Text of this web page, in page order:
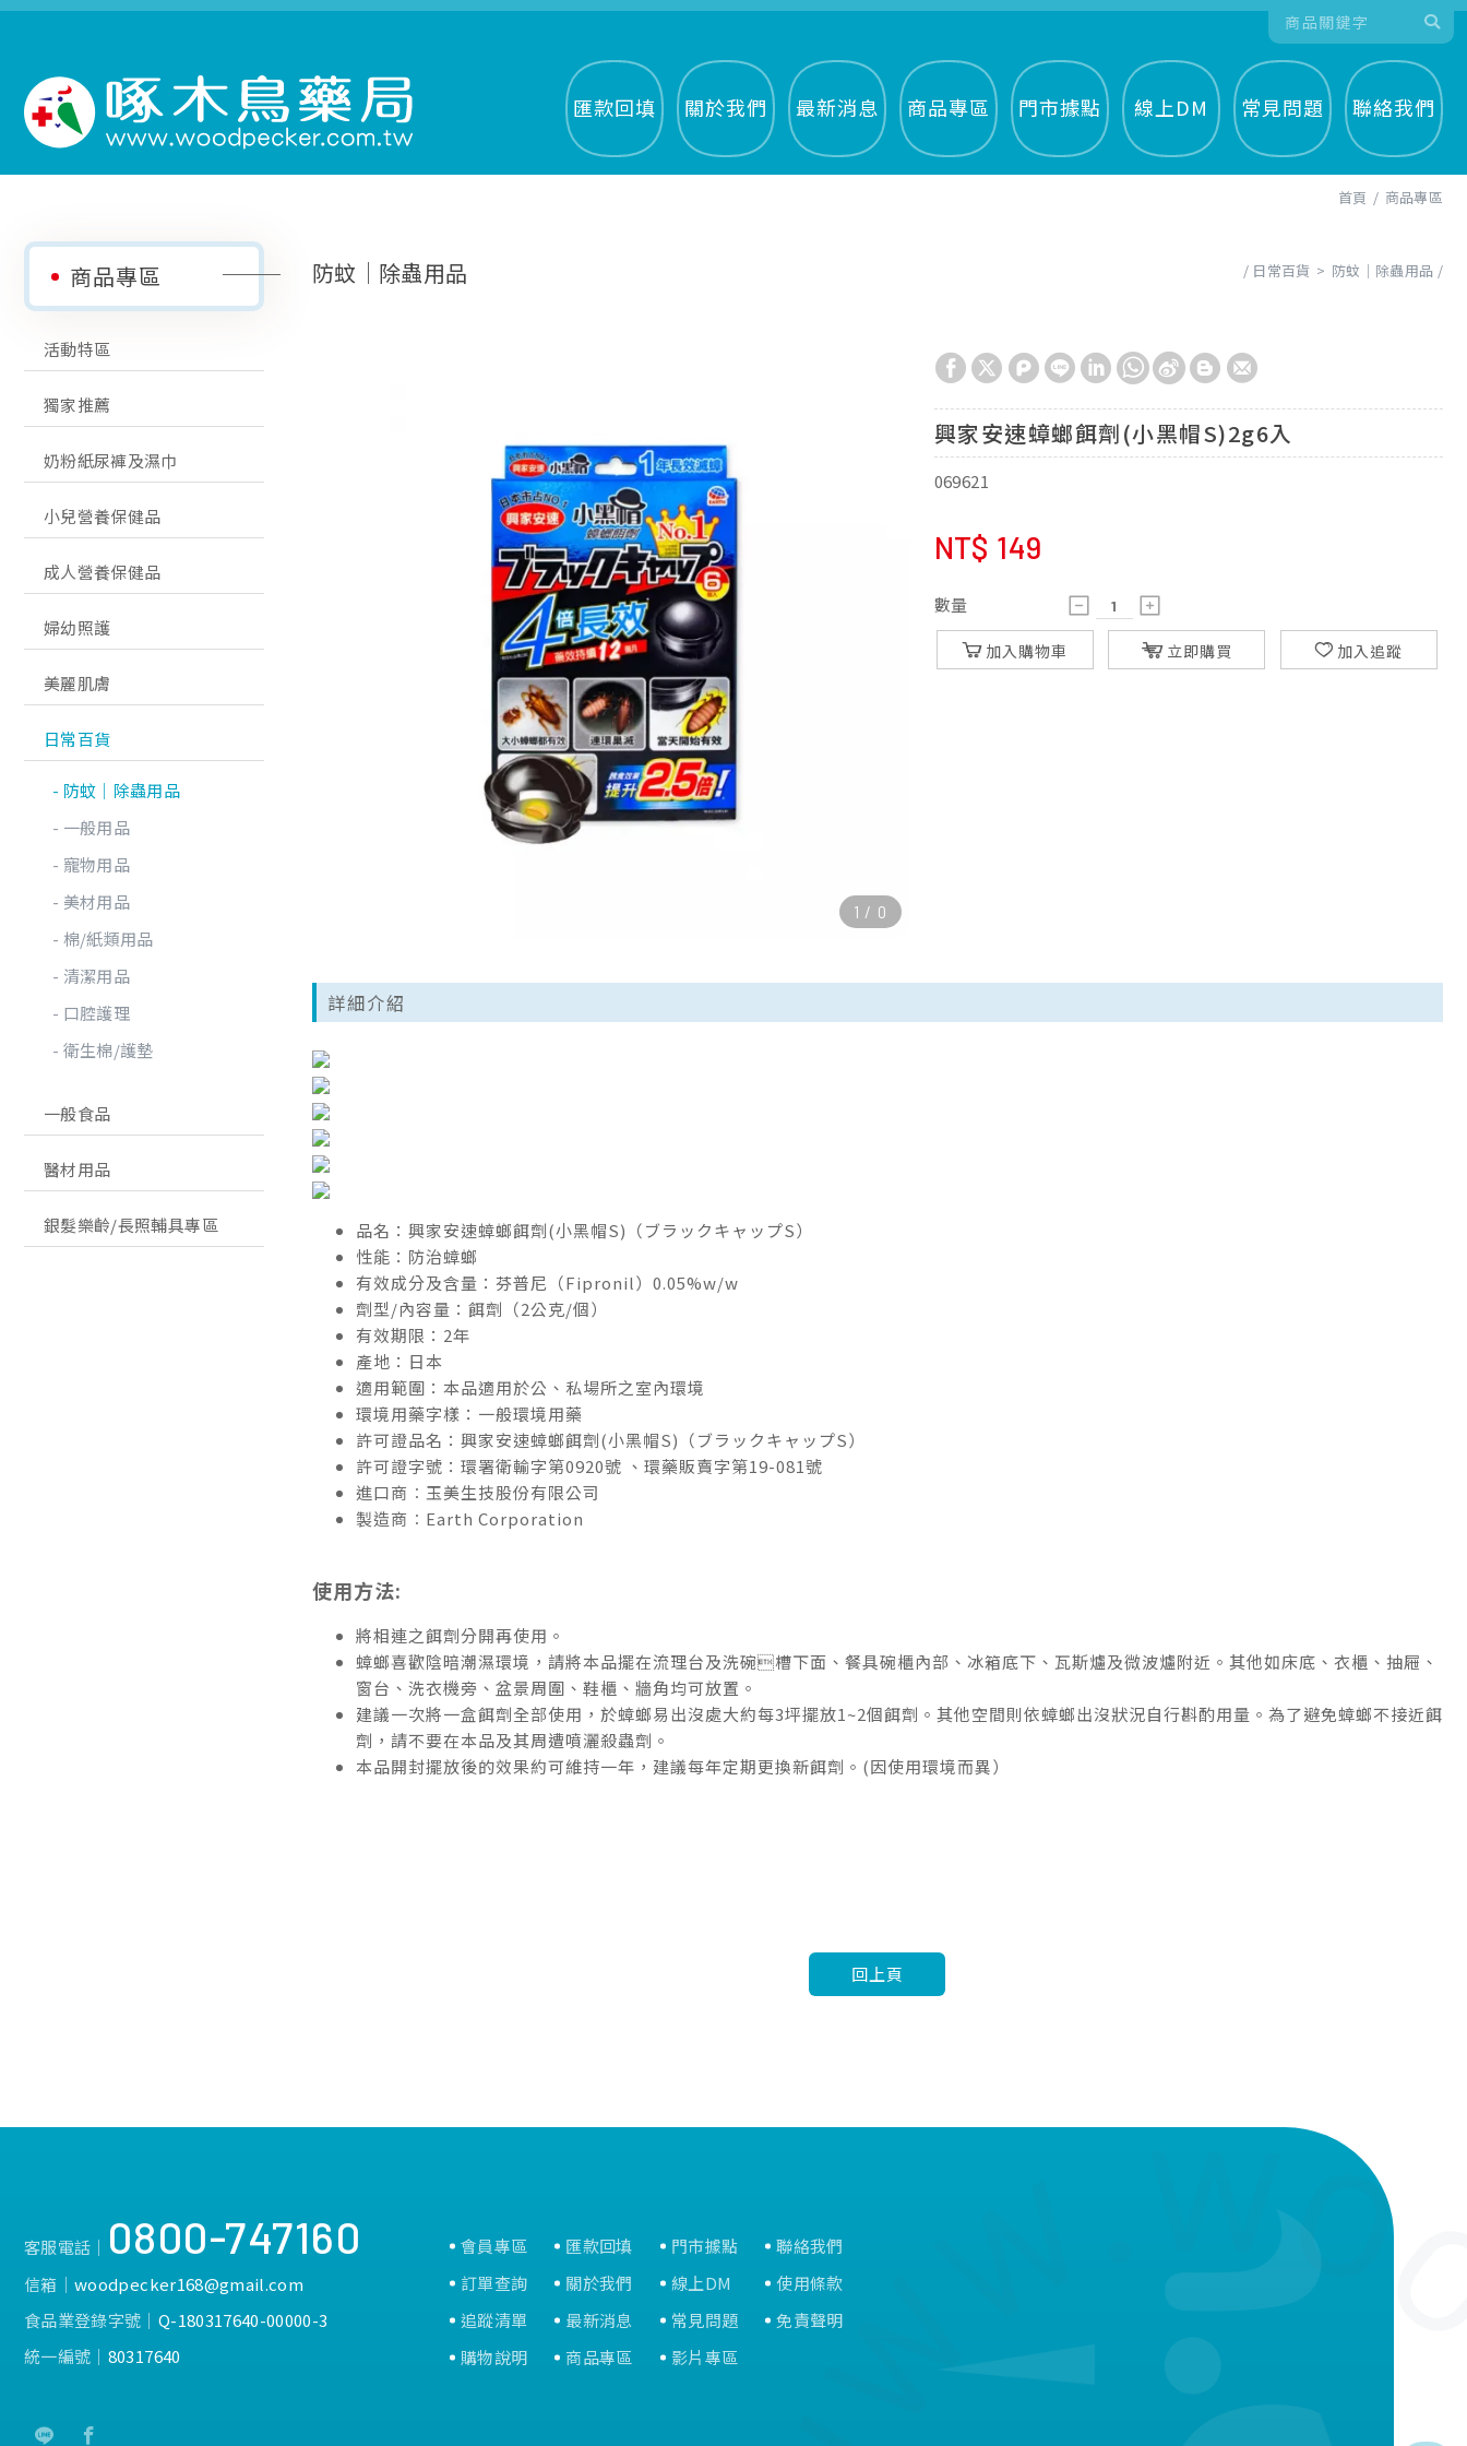
匯款回填 關於我們 最新消息 商品專區 門市據點 線上DM 常見問題 聯絡我們
首頁 商品專區
商品專區
活動特區
獨家推薦
奶粉紙尿褲及濕巾
小兒營養保健品
成人營養保健品
婦幼照護
美麗肌膚
日常百貨
防蚊│除蟲用品
一般用品
寵物用品
美材用品
棉/紙類用品
清潔用品
口腔護理
衛生棉/護墊
一般食品
醫材用品
銀髮樂齡/長照輔具專區
防蚊│除蟲用品 日常百貨 防蚊│除蟲用品
興家安速蟑螂餌劑(小黑帽S)2g6入
069621
NT$ 149
數量
加入購物車 立即購買 加入追蹤
1 / 0
詳細介紹
品名：興家安速蟑螂餌劑(小黑帽S)（ブラックキャップS）
性能：防治蟑螂
有效成分及含量：芬普尼（Fipronil）0.05%w/w
劑型/內容量：餌劑（2公克/個）
有效期限：2年
產地：日本
適用範圍：本品適用於公、私場所之室內環境
環境用藥字樣：一般環境用藥
許可證品名：興家安速蟑螂餌劑(小黑帽S)（ブラックキャップS）
許可證字號：環署衛輸字第0920號 、環藥販賣字第19-081號
進口商︰玉美生技股份有限公司
製造商︰Earth Corporation
使用方法:
將相連之餌劑分開再使用。
蟑螂喜歡陰暗潮濕環境，請將本品擺在流理台及洗碗槽下面、餐具碗櫃內部、冰箱底下、瓦斯爐及微波爐附近。其他如床底、衣櫃、抽屜、
窗台、洗衣機旁、盆景周圍、鞋櫃、牆角均可放置。
建議一次將一盒餌劑全部使用，於蟑螂易出沒處大約每3坪擺放1~2個餌劑。其他空間則依蟑螂出沒狀況自行斟酌用量。為了避免蟑螂不接近餌
劑，請不要在本品及其周遭噴灑殺蟲劑。
本品開封擺放後的效果約可維持一年，建議每年定期更換新餌劑。(因使用環境而異）
回上頁
客服電話│ 0800-747160
信箱│woodpecker168@gmail.com
食品業登錄字號│ Q-180317640-00000-3
統一編號│ 80317640
會員專區
訂單查詢
追蹤清單
購物說明
匯款回填
關於我們
最新消息
商品專區
門市據點
線上DM
常見問題
影片專區
聯絡我們
使用條款
免責聲明